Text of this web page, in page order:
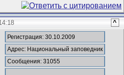
^
Регистрация: 30.10.2009
Адрес: Национальный заповедник
Сообщения: 31055